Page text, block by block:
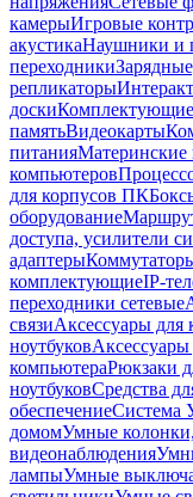
камерыИгровые
акустикаНаушники и
переходники
репликаторы
доскиКомплектующие
памятьВидеокарты
питанияМатеринские
компьютеров
для корпусов ПК
оборудование
доступа, усилители
адаптеры
комплектующиеIP-
переходники сетевые
связиАксессуары для
ноутбуковАксессуары
компьютераРюкзаки
ноутбуковСредства
обеспечениеСистема
домомУмные
видеонаблюдения
лампыУмные